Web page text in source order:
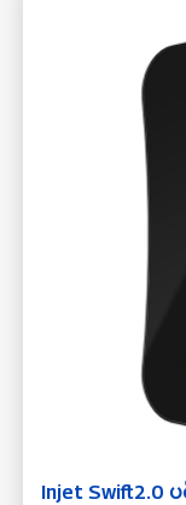
Injet Swift2.0